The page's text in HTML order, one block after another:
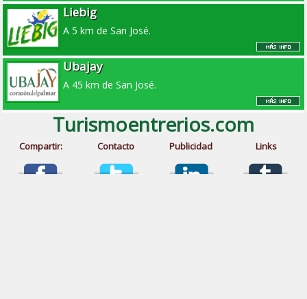
Liebig
A 5 km de San José.
Ubajay
A 45 km de San José.
Turismoentrerios.com
Compartir: Contacto Publicidad Links